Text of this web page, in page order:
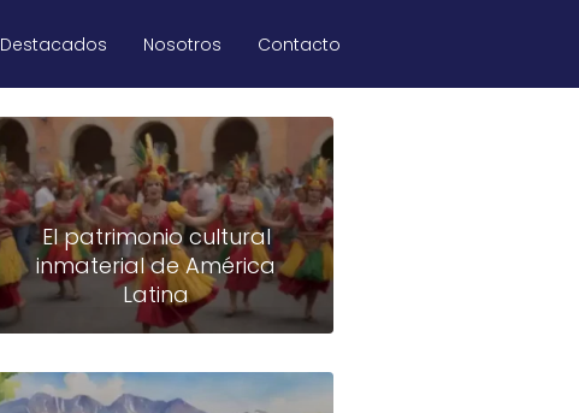
Destacados Nosotros Contacto
El patrimonio cultural
inmaterial de América
Latina